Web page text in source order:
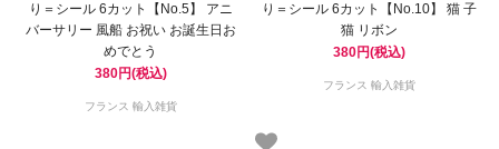
り＝シール 6カット【No.5】 アニ
バーサリー 風船 お祝い お誕生日お
めでとう
380円(税込)
フランス 輸入雑貨
り＝シール 6カット【No.10】 猫 子
猫 リボン
380円(税込)
フランス 輸入雑貨